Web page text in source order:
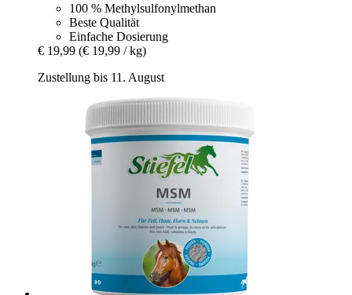
100 % Methylsulfonylmethan
Beste Qualität
Einfache Dosierung
€ 19,99 (€ 19,99 / kg)
Zustellung bis 11. August